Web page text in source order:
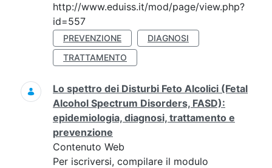
http://www.eduiss.it/mod/page/view.php?
id=557
PREVENZIONE
DIAGNOSI
TRATTAMENTO
Lo spettro dei Disturbi Feto Alcolici (Fetal
Alcohol Spectrum Disorders, FASD):
epidemiologia, diagnosi, trattamento e
prevenzione
Contenuto Web
Per iscriversi, compilare il modulo